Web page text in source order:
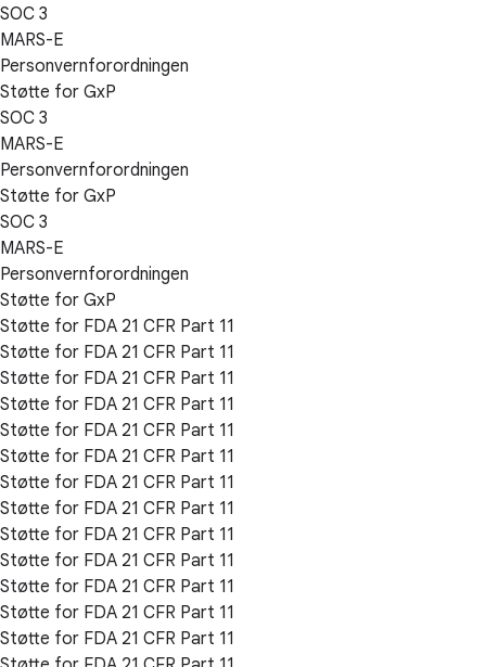
SOC 3
MARS-E
Personvernforordningen
Støtte for GxP
SOC 3
MARS-E
Personvernforordningen
Støtte for GxP
SOC 3
MARS-E
Personvernforordningen
Støtte for GxP
Støtte for FDA 21 CFR Part 11
Støtte for FDA 21 CFR Part 11
Støtte for FDA 21 CFR Part 11
Støtte for FDA 21 CFR Part 11
Støtte for FDA 21 CFR Part 11
Støtte for FDA 21 CFR Part 11
Støtte for FDA 21 CFR Part 11
Støtte for FDA 21 CFR Part 11
Støtte for FDA 21 CFR Part 11
Støtte for FDA 21 CFR Part 11
Støtte for FDA 21 CFR Part 11
Støtte for FDA 21 CFR Part 11
Støtte for FDA 21 CFR Part 11